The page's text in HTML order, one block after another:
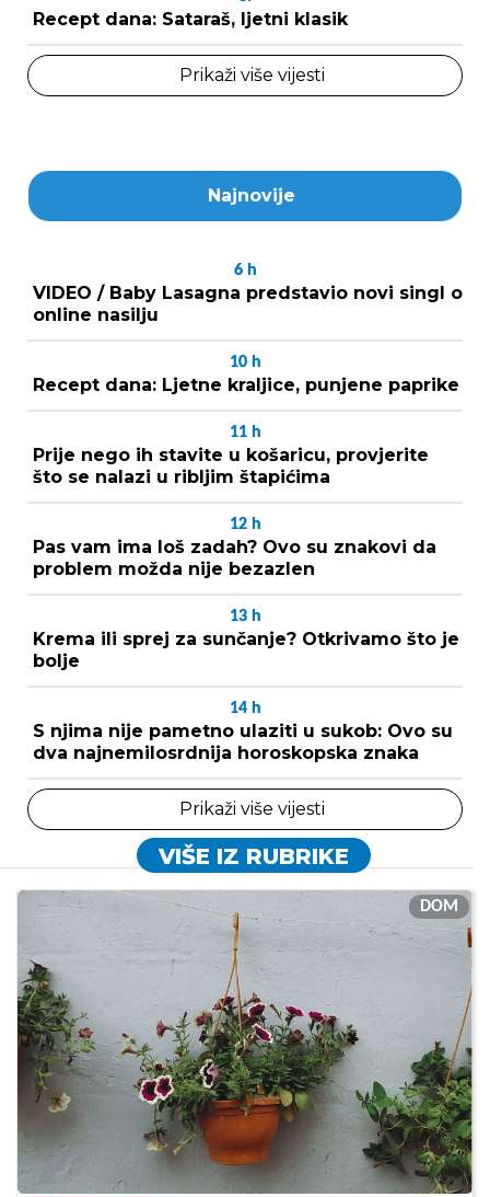
Recept dana: Sataraš, ljetni klasik
Prikaži više vijesti
Najnovije
6 h
VIDEO / Baby Lasagna predstavio novi singl o
online nasilju
10 h
Recept dana: Ljetne kraljice, punjene paprike
11 h
Prije nego ih stavite u košaricu, provjerite
što se nalazi u ribljim štapićima
12 h
Pas vam ima loš zadah? Ovo su znakovi da
problem možda nije bezazlen
13 h
Krema ili sprej za sunčanje? Otkrivamo što je
bolje
14 h
S njima nije pametno ulaziti u sukob: Ovo su
dva najnemilosrdnija horoskopska znaka
Prikaži više vijesti
VIŠE IZ RUBRIKE
DOM